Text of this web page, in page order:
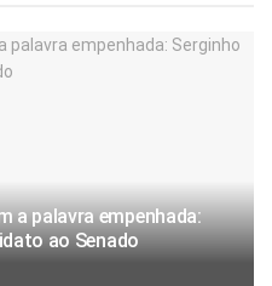
a palavra empenhada:
ao Senado